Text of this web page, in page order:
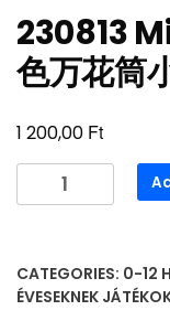
230813
色万花筒
1 200,00 Ft
230813
Mini
色
万
CATEGORIES: 0-12
ÉVESEKNEK